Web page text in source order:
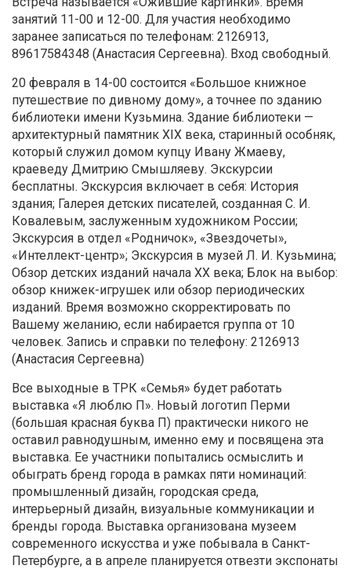
занятий 11-00 и 12-00. Для участия необходимо
заранее записаться по телефонам: 2126913,
89617584348 (Анастасия Сергеевна). Вход свободный.
20 февраля в 14-00 состоится «Большое книжное
путешествие по дивному дому», а точнее по зданию
библиотеки имени Кузьмина. Здание библиотеки —
архитектурный памятник XIX века, старинный особняк,
который служил домом купцу Ивану Жмаеву,
краеведу Дмитрию Смышляеву. Экскурсии
бесплатны. Экскурсия включает в себя: История
здания; Галерея детских писателей, созданная С. И.
Ковалевым, заслуженным художником России;
Экскурсия в отдел «Родничок», «Звездочеты»,
«Интеллект-центр»; Экскурсия в музей Л. И. Кузьмина;
Обзор детских изданий начала XX века; Блок на выбор:
обзор книжек-игрушек или обзор периодических
изданий. Время возможно скорректировать по
Вашему желанию, если набирается группа от 10
человек. Запись и справки по телефону: 2126913
(Анастасия Сергеевна)
Все выходные в ТРК «Семья» будет работать
выставка «Я люблю П». Новый логотип Перми
(большая красная буква П) практически никого не
оставил равнодушным, именно ему и посвящена эта
выставка. Ее участники попытались осмыслить и
обыграть бренд города в рамках пяти номинаций:
промышленный дизайн, городская среда,
интерьерный дизайн, визуальные коммуникации и
бренды города. Выставка организована музеем
современного искусства и уже побывала в Санкт-
Петербурге, а в апреле планируется отвезти экспонаты